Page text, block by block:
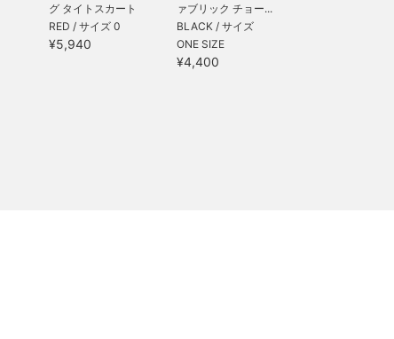
グ タイトスカート
RED / サイズ 0
¥5,940
ァブリック チョー...
BLACK / サイズ
ONE SIZE
¥4,400